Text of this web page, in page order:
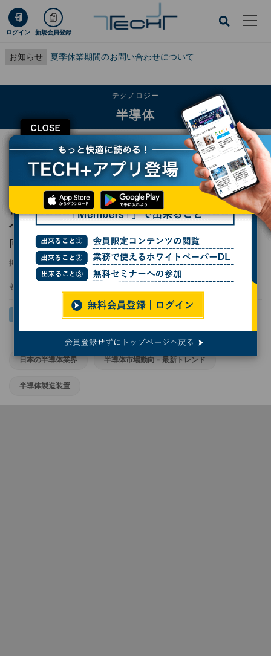
ログイン 新規会員登録
お知らせ 夏季休業期間のお問い合わせについて
CLOSE
テクノロジー
半導体
TECH+ テクノロジー
半導体
日新電機、半導体製造装置需要などの高まりへの対応としてベトナム子会社の生
日新電機、半導体製造装置需要などの高まり
への対応としてベトナム子会社の生産能力を
向上
掲載日 2025/08/12 16:35
著者：
日本の半導体業界 半導体市場動向 - 最新トレンド
半導体製造装置